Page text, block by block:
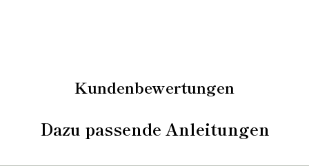
Kundenbewertungen
Dazu passende Anleitungen